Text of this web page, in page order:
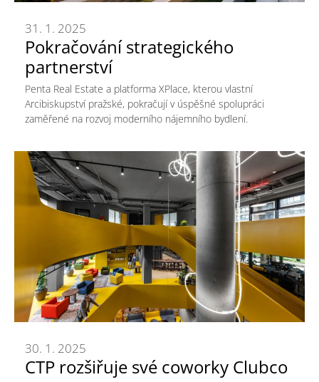
Pokračování strategického
partnerství
31. 1. 2025
Penta Real Estate a platforma XPlace, kterou vlastní
Arcibiskupství pražské, pokračují v úspěšné spolupráci
zaměřené na rozvoj moderního nájemního bydlení.
CTP rozšiřuje své coworky Clubco
30. 1. 2025